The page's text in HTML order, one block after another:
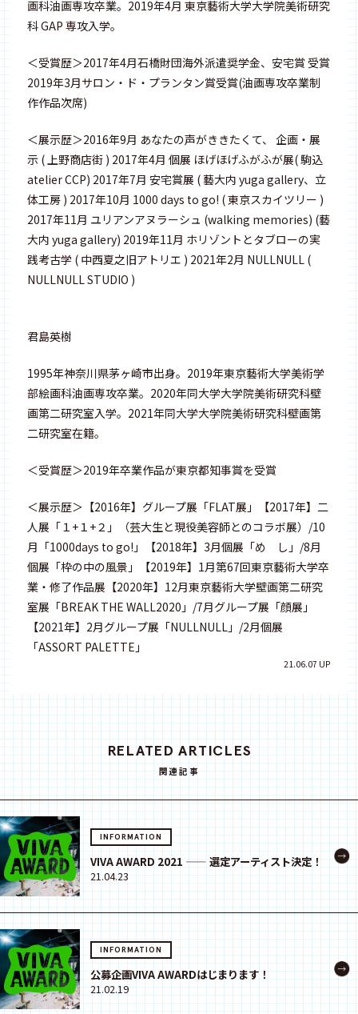
画科油画専攻卒業。2019年4月 東京藝術大学大学院美術研究
科 GAP 専攻入学。
＜受賞歴＞2017年4月石橋財団海外派遣奨学金、安宅賞 受賞
2019年3月サロン・ド・プランタン賞受賞(油画専攻卒業制
作作品次席)
＜展示歴＞2016年9月 あなたの声がききたくて、 企画・展
示 ( 上野商店街 ) 2017年4月 個展 ほげほげふがふが展( 駒込
atelier CCP) 2017年7月 安宅賞展 ( 藝大内 yuga gallery、立
体工房 ) 2017年10月 1000 days to go! ( 東京スカイツリー )
2017年11月 ユリアンアヌラーシュ (walking memories) (藝
大内 yuga gallery) 2019年11月 ホリゾントとタブローの実
践考古学 ( 中西夏之旧アトリエ ) 2021年2月 NULLNULL (
NULLNULL STUDIO )
君島英樹
1995年神奈川県茅ヶ崎市出身。2019年東京藝術大学美術学
部絵画科油画専攻卒業。2020年同大学大学院美術研究科壁
画第二研究室入学。2021年同大学大学院美術研究科壁画第
二研究室在籍。
＜受賞歴＞2019年卒業作品が東京都知事賞を受賞
＜展示歴＞【2016年】グループ展「FLAT展」【2017年】二
人展「１+１+２」（芸大生と現役美容師とのコラボ展）/10
月「1000days to go!」【2018年】3月個展「め し」/8月
個展「枠の中の風景」【2019年】1月第67回東京藝術大学卒
業・修了作品展【2020年】12月東京藝術大学壁画第二研究
室展「BREAK THE WALL2020」/7月グループ展「顔展」
【2021年】2月グループ展「NULLNULL」/2月個展
「ASSORT PALETTE」
21.06.07 UP
RELATED ARTICLES
関連記事
INFORMATION
VIVA AWARD 2021 —— 選定アーティスト決定！
21.04.23
INFORMATION
公募企画VIVA AWARDはじまります！
21.02.19